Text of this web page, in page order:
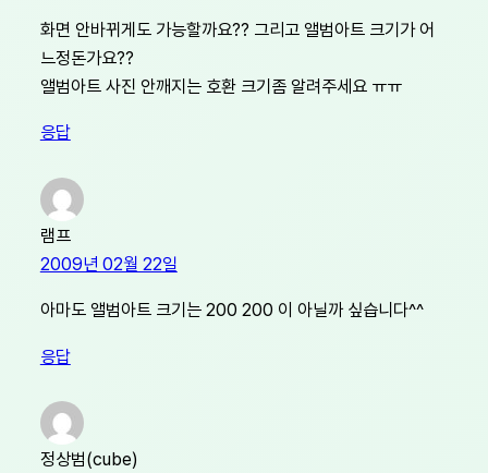
화면 안바뀌게도 가능할까요?? 그리고 앨범아트 크기가 어
느정돈가요??
앨범아트 사진 안깨지는 호환 크기좀 알려주세요 ㅠㅠ
응답
램프
2009년 02월 22일
아마도 앨범아트 크기는 200 200 이 아닐까 싶습니다^^
응답
정상범(cube)